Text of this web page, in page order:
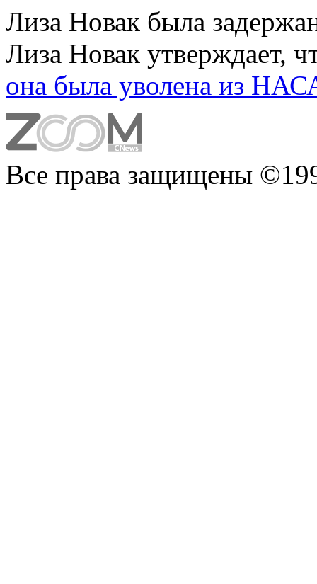
Лиза Новак была
Лиза Новак утверждает,
она была уволена из
Все права защищены